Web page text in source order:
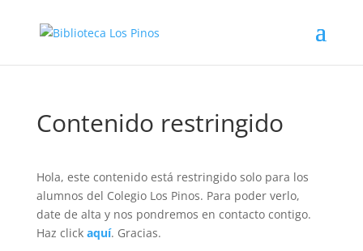
Contenido restringido
Hola, este contenido está restringido solo para los
alumnos del Colegio Los Pinos. Para poder verlo,
date de alta y nos pondremos en contacto contigo.
Haz click aquí. Gracias.